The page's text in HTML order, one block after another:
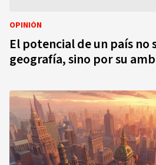
OPINIÓN
El potencial de un país no
geografía, sino por su